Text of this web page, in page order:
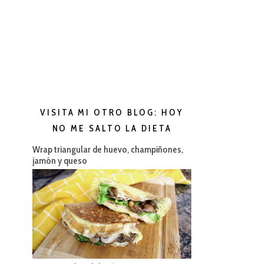
VISITA MI OTRO BLOG: HOY
NO ME SALTO LA DIETA
Wrap triangular de huevo, champiñones,
jamón y queso